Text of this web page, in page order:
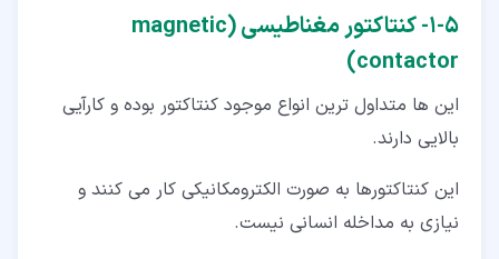
۵‏-‏۱‏- کنتاکتور مغناطیسی (magnetic
contactor)
این ها متداول ترین انواع موجود کنتاکتور بوده و کارآیی
بالایی دارند.
این کنتاکتورها به صورت الکترومکانیکی کار می کنند و
نیازی به مداخله انسانی نیست.